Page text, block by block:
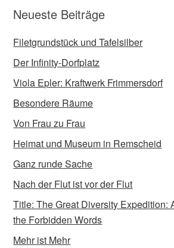
Neueste Beiträge
Filetgrundstück und Tafelsilber
Der Infinity-Dorfplatz
Viola Epler: Kraftwerk Frimmersdorf
Besondere Räume
Von Frau zu Frau
Heimat und Museum in Remscheid
Ganz runde Sache
Nach der Flut ist vor der Flut
Title: The Great Diversity Expedition:
the Forbidden Words
Mehr ist Mehr